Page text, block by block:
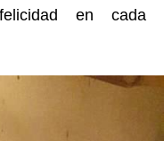
en cada